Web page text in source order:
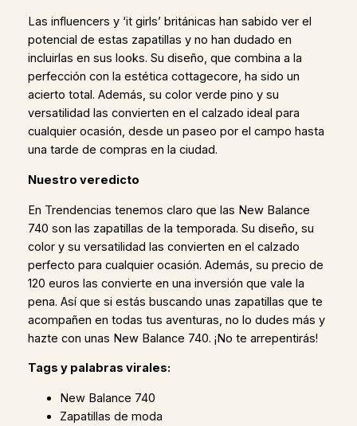
Las influencers y ‘it girls’ británicas han sabido ver el
potencial de estas zapatillas y no han dudado en
incluirlas en sus looks. Su diseño, que combina a la
perfección con la estética cottagecore, ha sido un
acierto total. Además, su color verde pino y su
versatilidad las convierten en el calzado ideal para
cualquier ocasión, desde un paseo por el campo hasta
una tarde de compras en la ciudad.
Nuestro veredicto
En Trendencias tenemos claro que las New Balance
740 son las zapatillas de la temporada. Su diseño, su
color y su versatilidad las convierten en el calzado
perfecto para cualquier ocasión. Además, su precio de
120 euros las convierte en una inversión que vale la
pena. Así que si estás buscando unas zapatillas que te
acompañen en todas tus aventuras, no lo dudes más y
hazte con unas New Balance 740. ¡No te arrepentirás!
Tags y palabras virales:
New Balance 740
Zapatillas de moda